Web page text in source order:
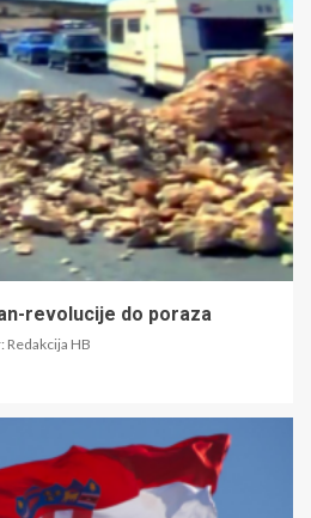
revolucije do poraza
Redakcija HB